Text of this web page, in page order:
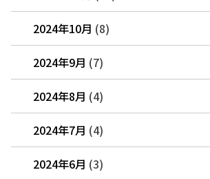
2024年10月 (8)
2024年9月 (7)
2024年8月 (4)
2024年7月 (4)
2024年6月 (3)